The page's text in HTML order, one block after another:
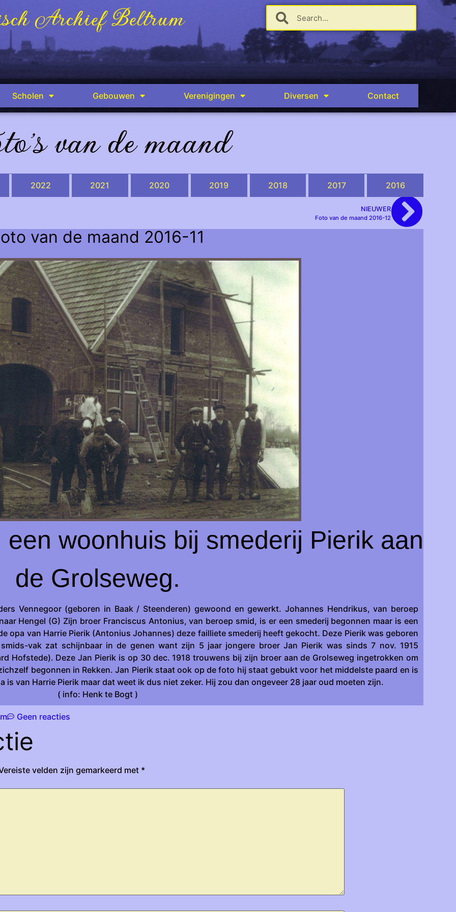
Archief Beltrum
Scholen Gebouwen Verenigingen Diversen Contact
van de maand
2022 2021 2020 2019 2018 2017 2016
NIEUWER
Foto van de maand 2016-12
van de maand 2016-11
woonhuis bij smederij Pierik aan
de Grolseweg.
Vennegoor (geboren in Baak / Steenderen) gewoond en gewerkt. Johannes Hendrikus, van beroep
Hengel (G) Zijn broer Franciscus Antonius, van beroep smid, is er een smederij begonnen maar is een
opa van Harrie Pierik (Antonius Johannes) deze failliete smederij heeft gekocht. Deze Pierik was geboren
vak zat schijnbaar in de genen want zijn 5 jaar jongere broer Jan Pierik was sinds 7 nov. 1915
Hofstede). Deze Jan Pierik is op 30 dec. 1918 trouwens bij zijn broer aan de Grolseweg ingetrokken om
begonnen in Rekken. Jan Pierik staat ook op de foto hij staat gebukt voor het middelste paard en is
van Harrie Pierik maar dat weet ik dus niet zeker. Hij zou dan ongeveer 28 jaar oud moeten zijn.
( info: Henk te Bogt )
Geen reacties
velden zijn gemarkeerd met *